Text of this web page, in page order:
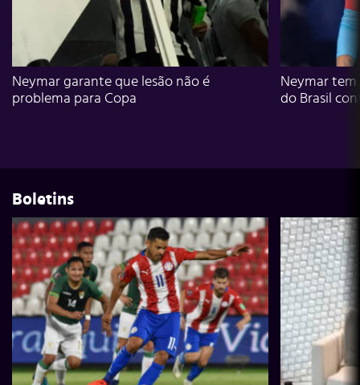
Neymar garante que lesão não é
problema para Copa
Neymar
do Brasil
Boletins